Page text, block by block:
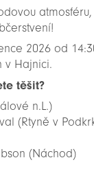
2026 od
v Hajnici.
těšit?
n.L.)
(Rtyně v
(Náchod)